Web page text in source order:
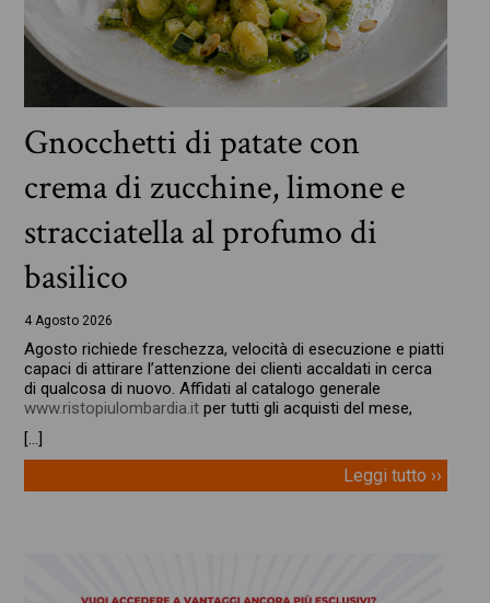
Gnocchetti di patate con
crema di zucchine, limone e
stracciatella al profumo di
basilico
4 Agosto 2026
Agosto richiede freschezza, velocità di esecuzione e piatti
capaci di attirare l’attenzione dei clienti accaldati in cerca
di qualcosa di nuovo. Affidati al catalogo generale
www.ristopiulombardia.itper tutti gli acquisti del mese,
[…]
Leggi tutto ››